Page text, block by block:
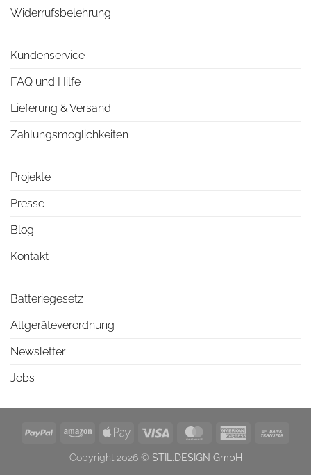
Widerrufsbelehrung
Kundenservice
FAQ und Hilfe
Lieferung & Versand
Zahlungsmöglichkeiten
Projekte
Presse
Blog
Kontakt
Batteriegesetz
Altgeräteverordnung
Newsletter
Jobs
PayPal Amazon Apple
Visa MasterCardAmerican
Copyright 2026 © STIL.DESIGN GmbH